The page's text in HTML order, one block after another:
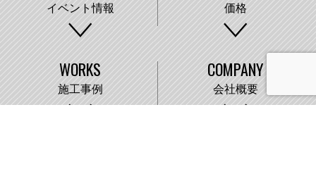
イベント情報 価格
WORKS
施工事例
COMPANY
会社概要